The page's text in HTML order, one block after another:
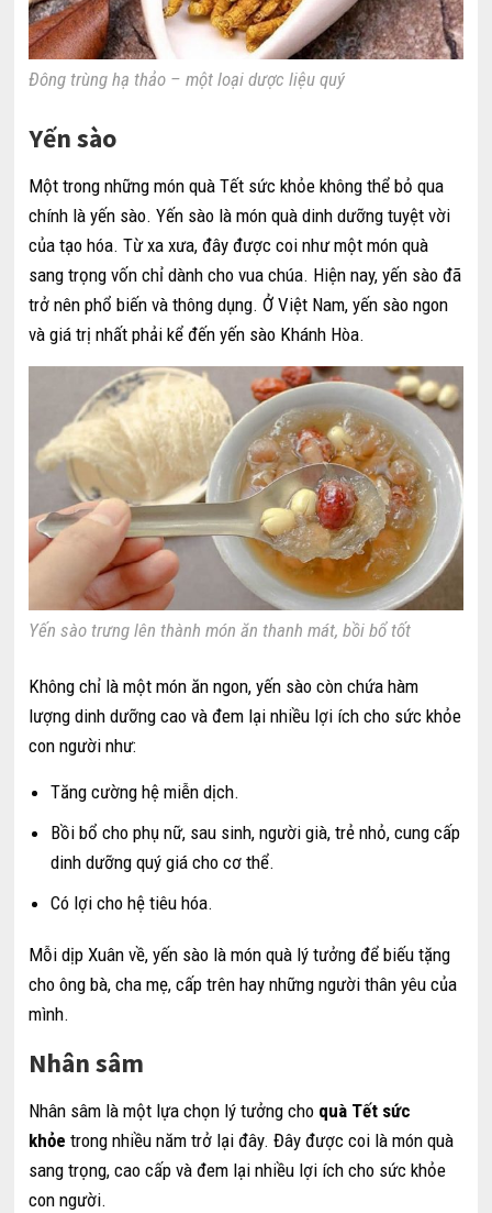
Đông trùng hạ thảo – một loại dược liệu quý
Yến sào
Một trong những món quà Tết sức khỏe không thể bỏ qua
chính là yến sào. Yến sào là món quà dinh dưỡng tuyệt vời
của tạo hóa. Từ xa xưa, đây được coi như một món quà
sang trọng vốn chỉ dành cho vua chúa. Hiện nay, yến sào đã
trở nên phổ biến và thông dụng. Ở Việt Nam, yến sào ngon
và giá trị nhất phải kể đến yến sào Khánh Hòa.
Yến sào trưng lên thành món ăn thanh mát, bồi bổ tốt
Không chỉ là một món ăn ngon, yến sào còn chứa hàm
lượng dinh dưỡng cao và đem lại nhiều lợi ích cho sức khỏe
con người như:
Tăng cường hệ miễn dịch.
Bồi bổ cho phụ nữ, sau sinh, người già, trẻ nhỏ, cung cấp
dinh dưỡng quý giá cho cơ thể.
Có lợi cho hệ tiêu hóa.
Mỗi dịp Xuân về, yến sào là món quà lý tưởng để biếu tặng
cho ông bà, cha mẹ, cấp trên hay những người thân yêu của
mình.
Nhân sâm
Nhân sâm là một lựa chọn lý tưởng cho quà Tết sức
khỏe trong nhiều năm trở lại đây. Đây được coi là món quà
sang trọng, cao cấp và đem lại nhiều lợi ích cho sức khỏe
con người.